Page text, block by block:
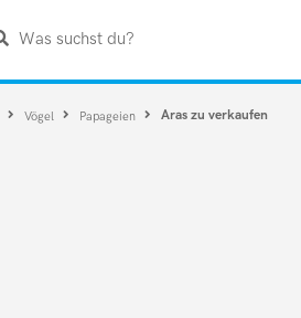
Was suchst du?
Vögel Papageien Aras zu verkaufen